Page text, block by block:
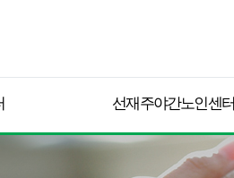
선재주야간노인센터